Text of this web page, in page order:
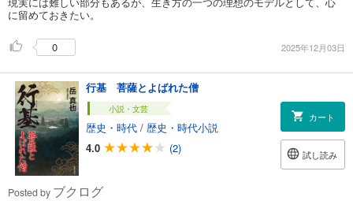
に留めておきたい。
0 2025年12月03日
行基 菩薩とよばれた僧
小説・文芸
歴史・時代 / 歴史・時代小説
4.0
(2)
カート
試し読み
Posted by ブクログ